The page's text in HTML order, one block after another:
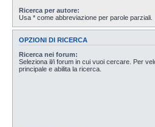
Ricerca per autore:
Usa * come abbreviazione per parole parziali.
OPZIONI DI RICERCA
Ricerca nei forum:
Seleziona il/i forum in cui vuoi cercare. Per
principale e abilita la ricerca.